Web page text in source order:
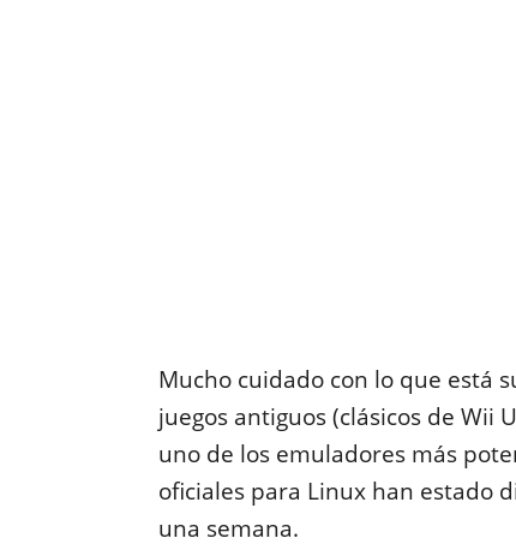
Mucho cuidado con lo que está
juegos antiguos (clásicos de Wii
uno de los emuladores más
oficiales para Linux han estado
una semana.